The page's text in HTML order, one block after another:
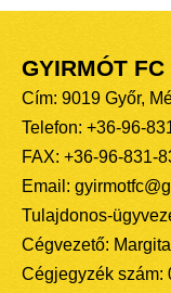
GYIRMÓT
Cím: 9019 Győr,
Telefon: +36-96-
FAX: +36-96-831-
Email:
Tulajdonos-
Cégvezető:
Cégjegyzék szám: